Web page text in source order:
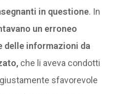
in questione. In
un erroneo
delle informazioni da
che li aveva condotti
sfavorevole